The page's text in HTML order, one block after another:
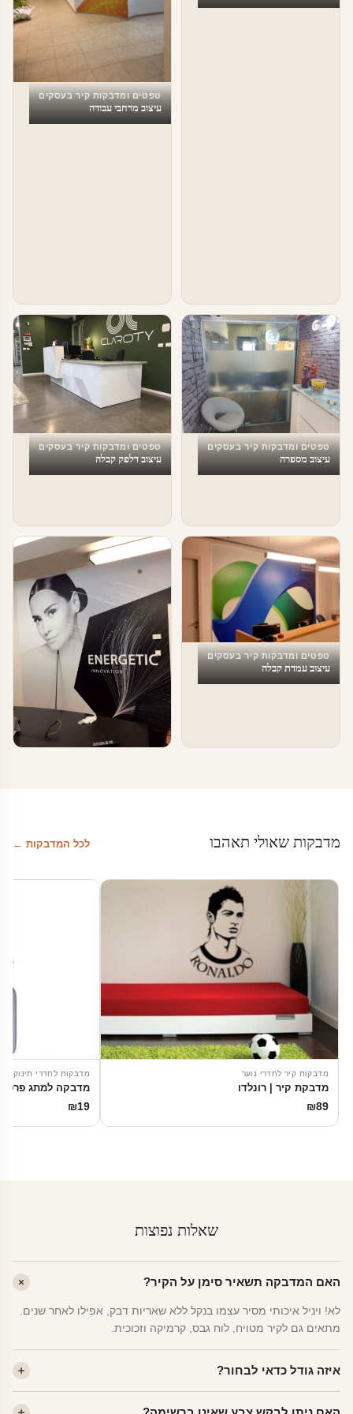
טפטים ומדבקות קיר בעסקים
עיצוב מרחבי עבודה
טפטים ומדבקות קיר בעסקים
עיצוב מספרה
טפטים ומדבקות קיר בעסקים
עיצוב דלפק קבלה
טפטים ומדבקות קיר בעסקים
עיצוב עמדת קבלה
מדבקות שאולי תאהבו לכל המדבקות ←
מדבקות קיר לחדרי נוער
מדבקת קיר | רונלדו
₪89
מדבקות לחדרי תינוקות
מדבקה למתג
₪19
שאלות נפוצות
האם המדבקה תשאיר סימן על הקיר?
לא! ויניל איכותי מסיר עצמו בנקל ללא שאריות דבק, אפילו לאחר שנים.
מתאים גם לקיר מטויח, לוח גבס, קרמיקה וזכוכית.
איזה גודל כדאי לבחור?